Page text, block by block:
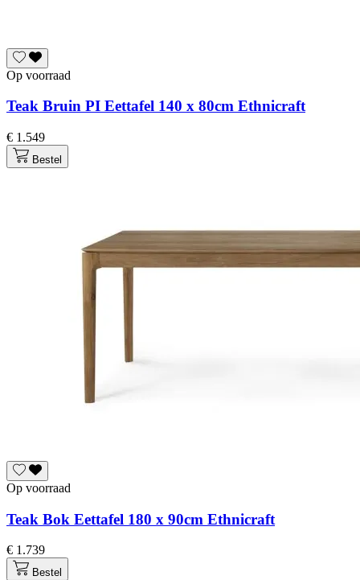
Op voorraad
Teak Bruin PI Eettafel 140 x 80cm Ethnicraft
€ 1.549
Bestel
Op voorraad
Teak Bok Eettafel 180 x 90cm Ethnicraft
€ 1.739
Bestel